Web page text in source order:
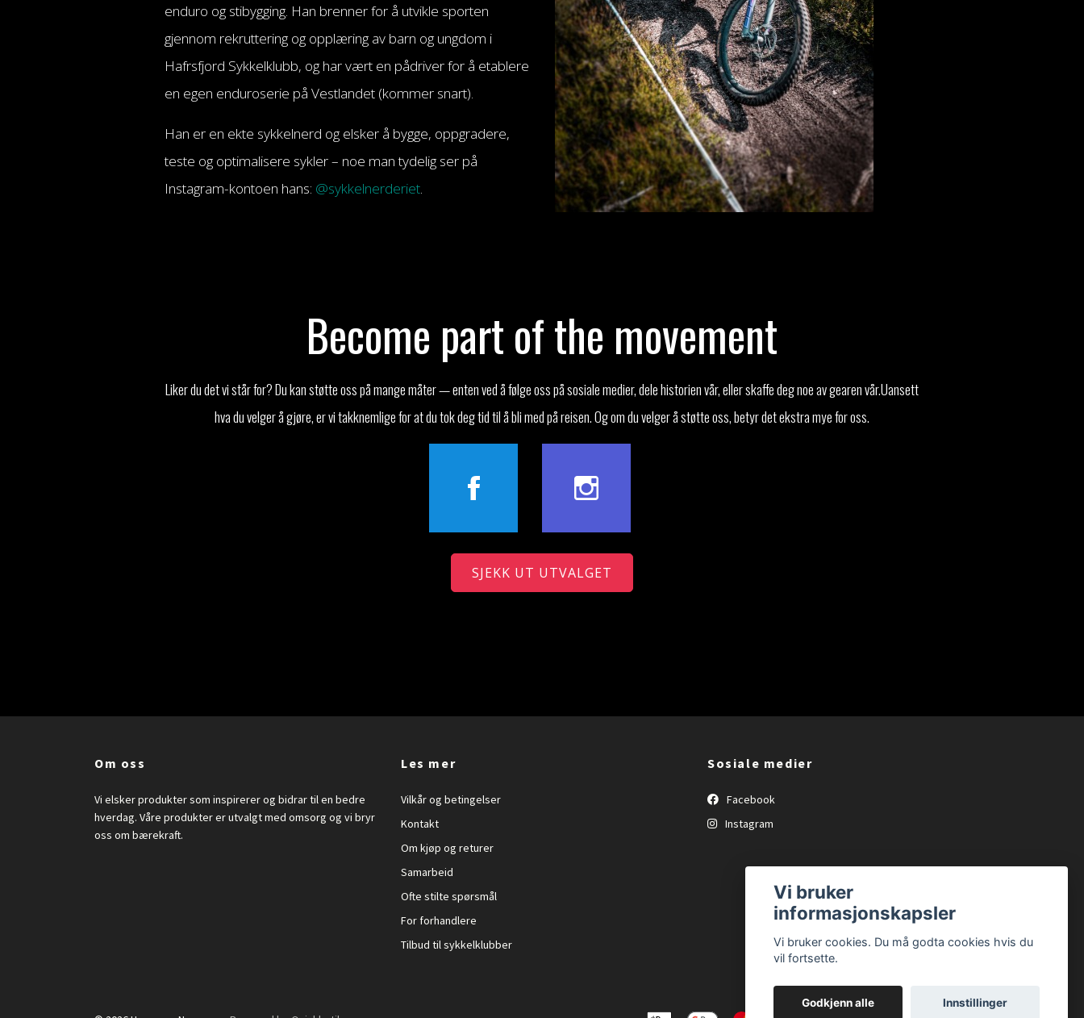
enduro og stibygging. Han brenner for å utvikle sporten
gjennom rekruttering og opplæring av barn og ungdom i
Hafrsfjord Sykkelklubb, og har vært en pådriver for å etablere
en egen enduroserie på Vestlandet (kommer snart).
Han er en ekte sykkelnerd og elsker å bygge, oppgradere,
teste og optimalisere sykler – noe man tydelig ser på
Instagram-kontoen hans: @sykkelnerderiet.
Become part of the movement
Liker du det vi står for? Du kan støtte oss på mange måter — enten ved å følge oss på sosiale medier, dele historien vår, eller skaffe deg noe av gearen vår.Uansett
hva du velger å gjøre, er vi takknemlige for at du tok deg tid til å bli med på reisen. Og om du velger å støtte oss, betyr det ekstra mye for oss.
SJEKK UT UTVALGET
Om oss
Vi elsker produkter som inspirerer og bidrar til en bedre
hverdag. Våre produkter er utvalgt med omsorg og vi bryr
oss om bærekraft.
Les mer
Vilkår og betingelser
Kontakt
Om kjøp og returer
Samarbeid
Ofte stilte spørsmål
For forhandlere
Tilbud til sykkelklubber
Sosiale medier
Facebook
Instagram
Vi bruker
informasjonskapsler
Vi bruker cookies. Du må godta cookies hvis du
vil fortsette.
Godkjenn alle Innstillinger